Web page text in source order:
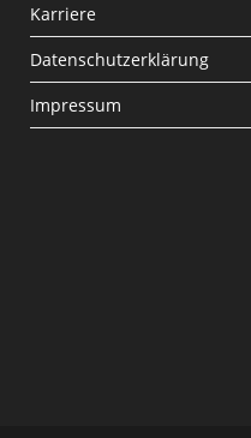
Karriere
Datenschutzerklärung
Impressum